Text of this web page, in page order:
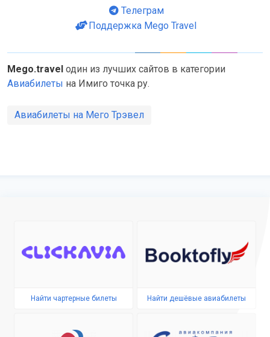
Телеграм
Поддержка Mego Travel
Mego.travel один из лучших сайтов в категории
Авиабилеты на Имиго точка ру.
Авиабилеты на Мего Трэвел
Найти чартерные билеты Найти дешёвые авиабилеты